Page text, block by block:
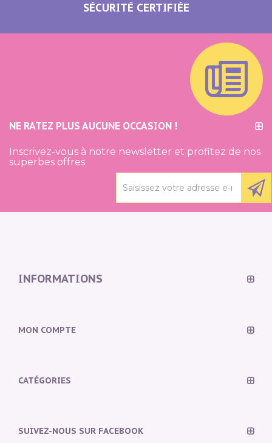
SÉCURITÉ CERTIFIÉE
NE RATEZ PLUS AUCUNE OCCASION !
Inscrivez-vous à notre newsletter et profitez de nos
superbes offres
INFORMATIONS
MON COMPTE
CATÉGORIES
SUIVEZ-NOUS SUR FACEBOOK